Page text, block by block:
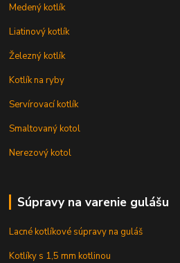
Medený kotlík
Liatinový kotlík
Železný kotlík
Kotlík na ryby
Servírovací kotlík
Smaltovaný kotol
Nerezový kotol
Súpravy na varenie gulášu
Lacné kotlíkové súpravy na guláš
Kotlíky s 1,5 mm kotlinou